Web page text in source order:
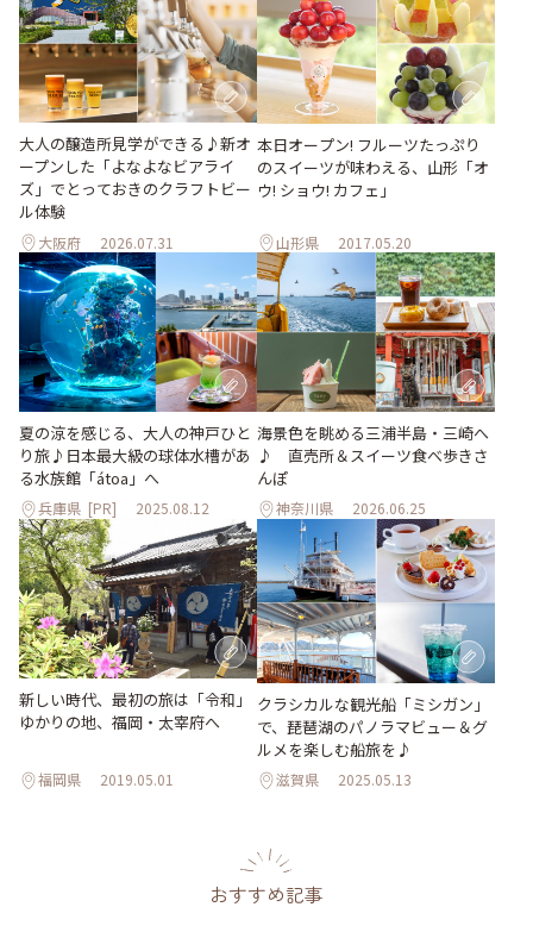
大人の醸造所見学ができる♪新オ
ープンした「よなよなビアライ
ズ」でとっておきのクラフトビー
ル体験
大阪府 2026.07.31
本日オープン! フルーツたっぷり
のスイーツが味わえる、山形「オ
ウ! ショウ! カフェ」
山形県 2017.05.20
夏の涼を感じる、大人の神戸ひと
り旅♪日本最大級の球体水槽があ
る水族館「átoa」へ
兵庫県 [PR] 2025.08.12
海景色を眺める三浦半島・三崎へ
♪ 直売所＆スイーツ食べ歩きさ
んぽ
神奈川県 2026.06.25
新しい時代、最初の旅は「令和」
ゆかりの地、福岡・太宰府へ
福岡県 2019.05.01
クラシカルな観光船「ミシガン」
で、琵琶湖のパノラマビュー＆グ
ルメを楽しむ船旅を♪
滋賀県 2025.05.13
おすすめ記事